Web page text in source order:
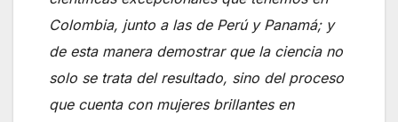
Colombia, junto a las de Perú y Panamá; y
de esta manera demostrar que la ciencia no
solo se trata del resultado, sino del proceso
que cuenta con mujeres brillantes en